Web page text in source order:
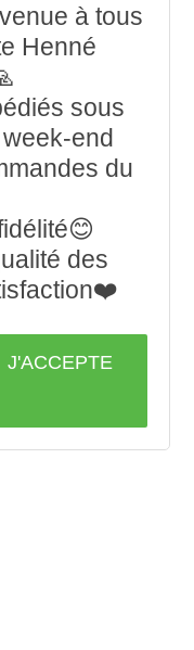
à tous
Henné
sous
end
du
des
J'ACCEPTE